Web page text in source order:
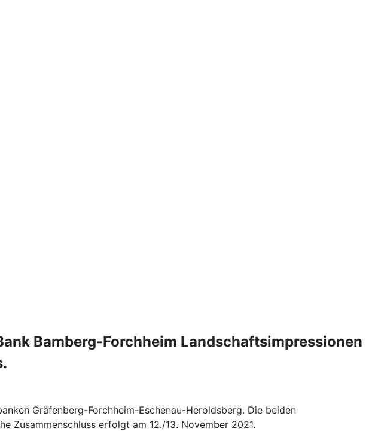
Bamberg-Forchheim Landschaftsimpressionen
Gräfenberg-Forchheim-Eschenau-Heroldsberg. Die beiden
Zusammenschluss erfolgt am 12./13. November 2021.